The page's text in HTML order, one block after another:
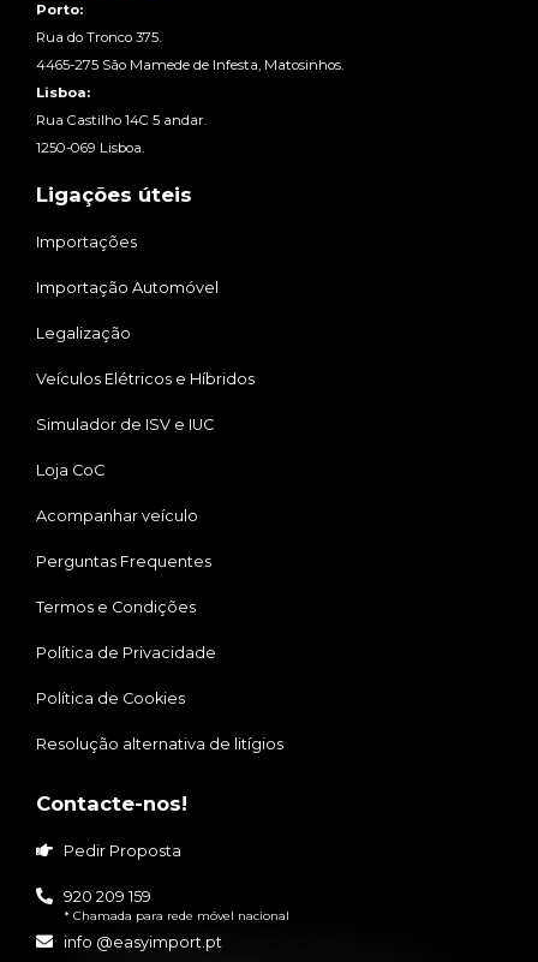
Porto:
Rua do Tronco 375.
4465-275 São Mamede de Infesta, Matosinhos.
Lisboa:
Rua Castilho 14C 5 andar.
1250-069 Lisboa.
Ligações úteis
Importações
Importação Automóvel
Legalização
Veículos Elétricos e Híbridos
Simulador de ISV e IUC
Loja CoC
Acompanhar veículo
Perguntas Frequentes
Termos e Condições
Política de Privacidade
Política de Cookies
Resolução alternativa de litígios
Contacte-nos!
Pedir Proposta
920 209 159
* Chamada para rede móvel nacional
info @easyimport.pt